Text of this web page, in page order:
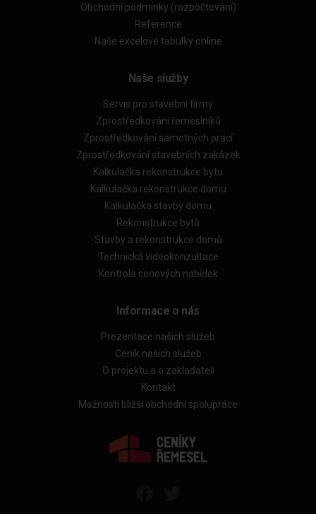
Obchodní podmínky (rozpočtování)
Reference
Naše excelové tabulky online
Naše služby
Servis pro stavební firmy
Zprostředkování řemeslníků
Zprostředkování samotných prací
Zprostředkování stavebních zakázek
Kalkulačka rekonstrukce bytu
Kalkulačka rekonstrukce domu
Kalkulačka stavby domu
Rekonstrukce bytů
Stavby a rekonstrukce domů
Technická videokonzultace
Kontrola cenových nabídek
Informace o nás
Prezentace našich služeb
Ceník našich služeb
O projektu a o zakladateli
Kontakt
Možnosti bližší obchodní spolupráce